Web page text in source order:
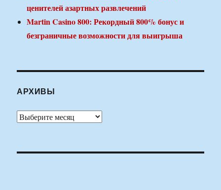
ценителей азартных развлечений
Martin Casino 800: Рекордный 800% бонус и
безграничные возможности для выигрыша
АРХИВЫ
Архивы